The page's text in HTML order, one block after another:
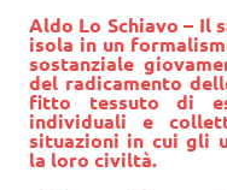
Aldo Lo Schiavo – Il
isola in un
sostanziale
del radicamento
fitto tessuto di
individuali e
situazioni in cui gli
la loro civiltà.